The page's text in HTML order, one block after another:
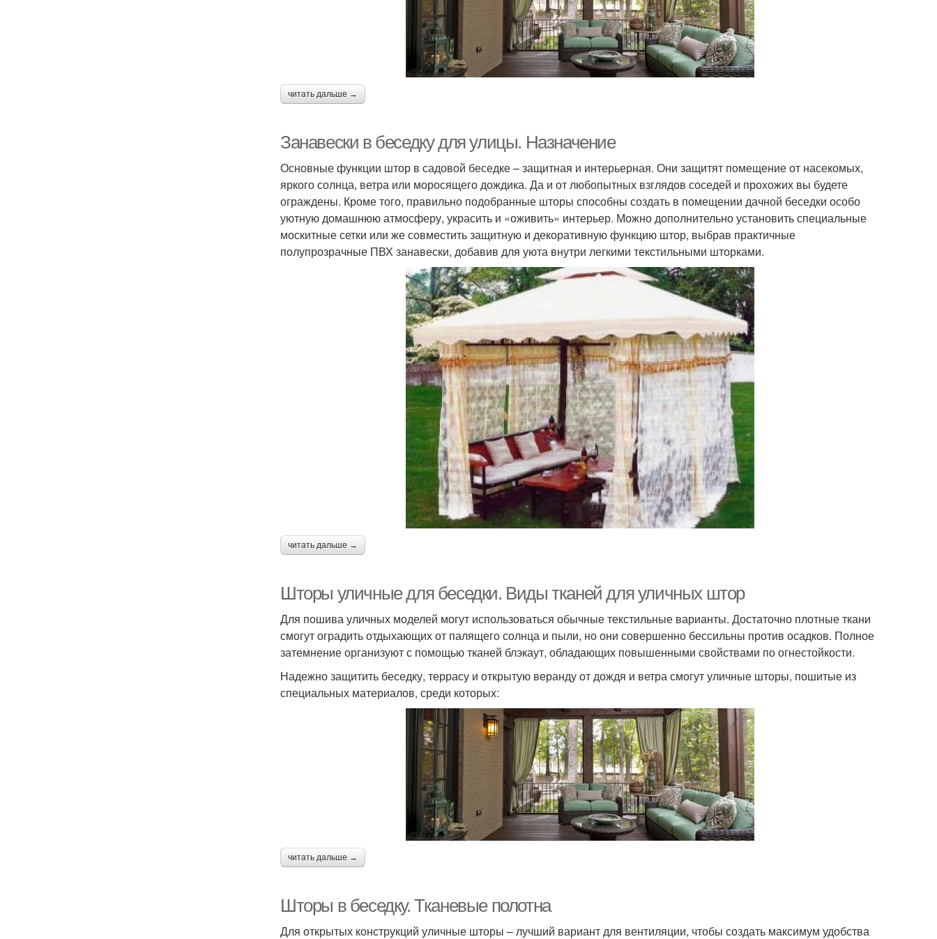
читать дальше →
Занавески в беседку для улицы. Назначение
Основные функции штор в садовой беседке – защитная и интерьерная. Они защитят помещение от насекомых,
яркого солнца, ветра или моросящего дождика. Да и от любопытных взглядов соседей и прохожих вы будете
ограждены. Кроме того, правильно подобранные шторы способны создать в помещении дачной беседки особо
уютную домашнюю атмосферу, украсить и «оживить» интерьер. Можно дополнительно установить специальные
москитные сетки или же совместить защитную и декоративную функцию штор, выбрав практичные
полупрозрачные ПВХ занавески, добавив для уюта внутри легкими текстильными шторками.
читать дальше →
Шторы уличные для беседки. Виды тканей для уличных штор
Для пошива уличных моделей могут использоваться обычные текстильные варианты. Достаточно плотные ткани
смогут оградить отдыхающих от палящего солнца и пыли, но они совершенно бессильны против осадков. Полное
затемнение организуют с помощью тканей блэкаут, обладающих повышенными свойствами по огнестойкости.
Надежно защитить беседку, террасу и открытую веранду от дождя и ветра смогут уличные шторы, пошитые из
специальных материалов, среди которых:
читать дальше →
Шторы в беседку. Тканевые полотна
Для открытых конструкций уличные шторы – лучший вариант для вентиляции, чтобы создать максимум удобства